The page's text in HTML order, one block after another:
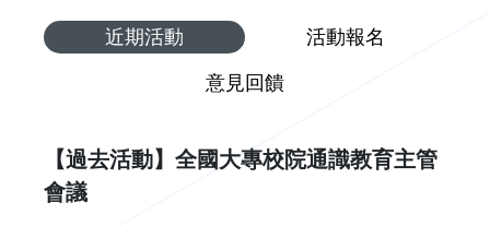
近期活動
活動報名
意見回饋
【過去活動】全國大專校院通識教育主管
會議